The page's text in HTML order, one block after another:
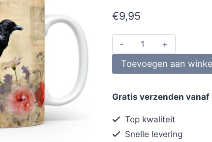
€9,95
Toevoegen aan
Gratis verzenden vanaf
Top kwaliteit
Snelle levering